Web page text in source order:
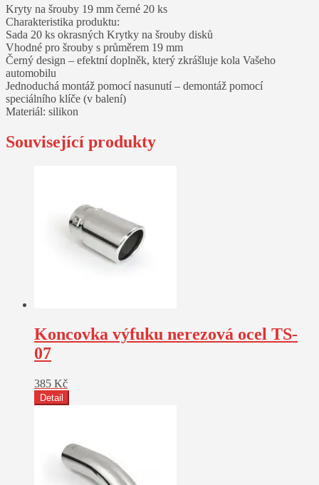
Kryty na šrouby 19 mm černé 20 ks
Charakteristika produktu:
Sada 20 ks okrasných Krytky na šrouby disků
Vhodné pro šrouby s průměrem 19 mm
Černý design – efektní doplněk, který zkrášluje kola Vašeho
automobilu
Jednoduchá montáž pomocí nasunutí – demontáž pomocí
speciálního klíče (v balení)
Materiál: silikon
Související produkty
Koncovka výfuku nerezová ocel TS-
07
385 Kč
Detail